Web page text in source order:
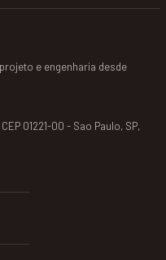
e engenharia desde
01221-00 - Sao Paulo, SP,